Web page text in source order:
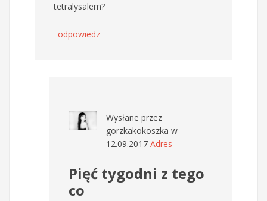
tetralysalem?
odpowiedz
Wysłane przez
gorzkakokoszka w
12.09.2017 Adres
Pięć tygodni z tego
co